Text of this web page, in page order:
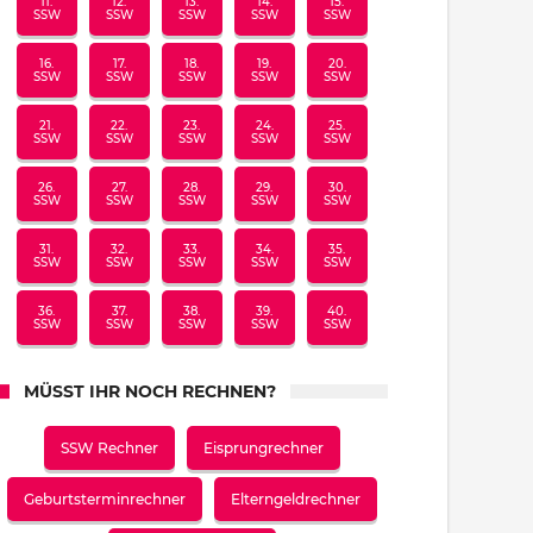
SSW
SSW
SSW
SSW
SSW
16.
SSW
17.
SSW
18.
SSW
19.
SSW
20.
SSW
21.
SSW
22.
SSW
23.
SSW
24.
SSW
25.
SSW
26.
SSW
27.
SSW
28.
SSW
29.
SSW
30.
SSW
31.
SSW
32.
SSW
33.
SSW
34.
SSW
35.
SSW
36.
SSW
37.
SSW
38.
SSW
39.
SSW
40.
SSW
MÜSST IHR NOCH RECHNEN?
SSW Rechner Eisprungrechner
Geburtsterminrechner Elterngeldrechner